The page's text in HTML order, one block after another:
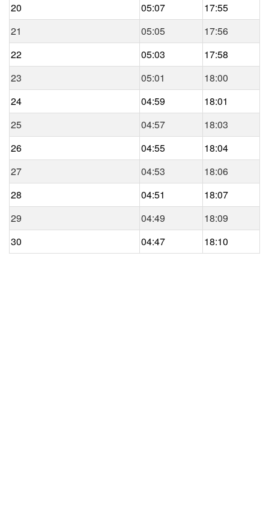
20
05:07
17:55
21
05:05
17:56
22
05:03
17:58
23
05:01
18:00
24
04:59
18:01
25
04:57
18:03
26
04:55
18:04
27
04:53
18:06
28
04:51
18:07
29
04:49
18:09
30
04:47 18:10